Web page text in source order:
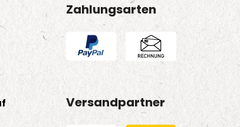
Zahlungsarten
Versandpartner